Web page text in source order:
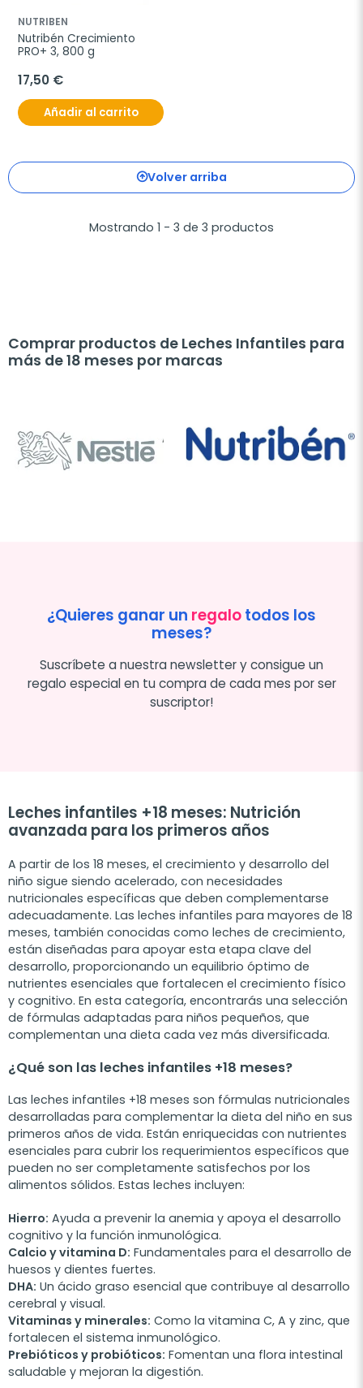
NUTRIBEN
Nutribén Crecimiento
PRO+ 3, 800 g
17,50 €
Añadir al carrito
Volver arriba
Mostrando 1 - 3 de 3 productos
Comprar productos de Leches Infantiles para
más de 18 meses por marcas
¿Quieres ganar un regalotodos los
meses?
Suscríbete a nuestra newsletter y consigue un
regalo especial en tu compra de cada mes por ser
suscriptor!
Leches infantiles +18 meses: Nutrición
avanzada para los primeros años
A partir de los 18 meses, el crecimiento y desarrollo del
niño sigue siendo acelerado, con necesidades
nutricionales específicas que deben complementarse
adecuadamente. Las leches infantiles para mayores de 18
meses, también conocidas como leches de crecimiento,
están diseñadas para apoyar esta etapa clave del
desarrollo, proporcionando un equilibrio óptimo de
nutrientes esenciales que fortalecen el crecimiento físico
y cognitivo. En esta categoría, encontrarás una selección
de fórmulas adaptadas para niños pequeños, que
complementan una dieta cada vez más diversificada.
¿Qué son las leches infantiles +18 meses?
Las leches infantiles +18 meses son fórmulas nutricionales
desarrolladas para complementar la dieta del niño en sus
primeros años de vida. Están enriquecidas con nutrientes
esenciales para cubrir los requerimientos específicos que
pueden no ser completamente satisfechos por los
alimentos sólidos. Estas leches incluyen:
Hierro: Ayuda a prevenir la anemia y apoya el desarrollo
cognitivo y la función inmunológica.
Calcio y vitamina D: Fundamentales para el desarrollo de
huesos y dientes fuertes.
DHA: Un ácido graso esencial que contribuye al desarrollo
cerebral y visual.
Vitaminas y minerales: Como la vitamina C, A y zinc, que
fortalecen el sistema inmunológico.
Prebióticos y probióticos: Fomentan una flora intestinal
saludable y mejoran la digestión.